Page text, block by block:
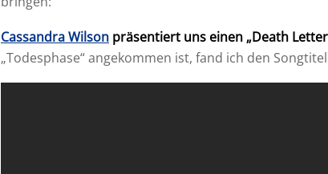
Cassandra Wilson präsentiert uns einen „Death
„Todesphase“ angekommen ist, fand ich den